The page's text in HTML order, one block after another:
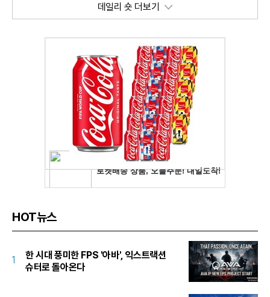
데일리 숏 더보기
HOT뉴스
1
한 시대 풍미한 FPS '아바', 익스트랙션
슈터로 돌아온다